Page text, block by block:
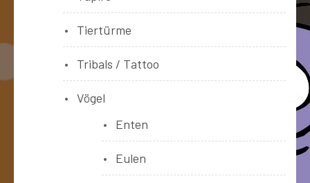
Tiertürme
Tribals / Tattoo
Vögel
Enten
Eulen